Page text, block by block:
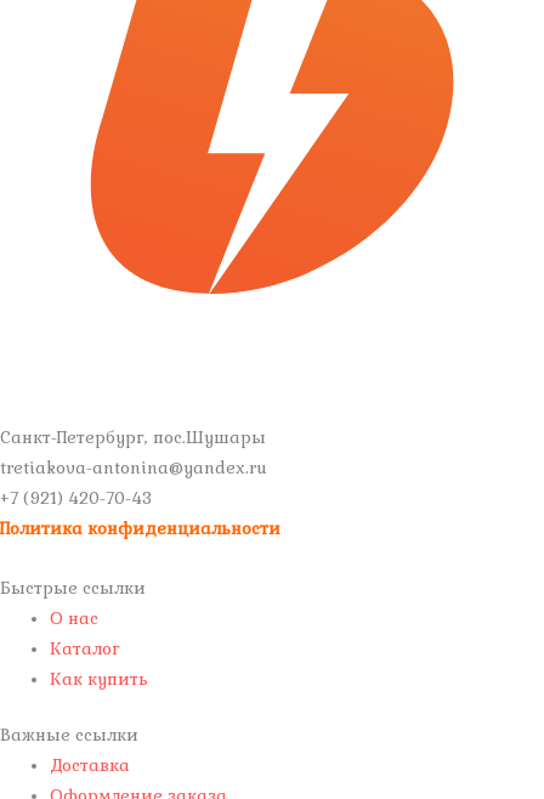
Санкт-Петербург, пос.Шушары
tretiakova-antonina@yandex.ru
+7 (921) 420-70-43
Политика конфиденциальности
Быстрые ссылки
О нас
Каталог
Как купить
Важные ссылки
Доставка